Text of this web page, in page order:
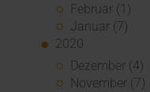
Februar (1)
Januar (7)
2020
Dezember (4)
November (7)